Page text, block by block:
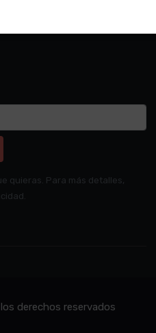
quieras. Para más detalles,
derechos reservados